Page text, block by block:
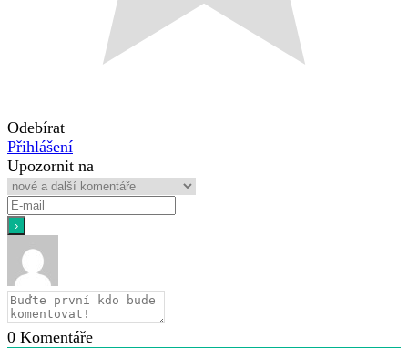
Odebírat
Přihlášení
Upozornit na
0 Komentáře